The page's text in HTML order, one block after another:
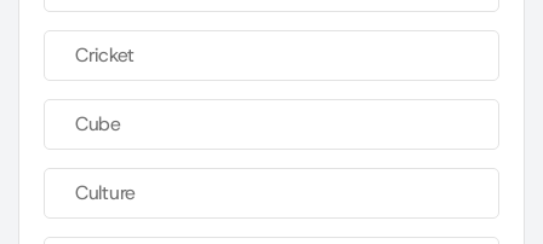
Cricket
Cube
Culture